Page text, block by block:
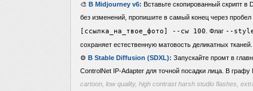
🎨 В Midjourney v6: Вставьте скопированный скрипт
без изменений, пропишите в самый конец через
[ссылка_на_твое_фото] --cw 100 . Флаг --
сохраняет естественную матовость деликатных тканей.
⚙️ В Stable Diffusion (SDXL): Запускайте промт в
ControlNet IP-Adapter для точной посадки лица. В графу
cartoon, low quality, high contrast harsh studio flashes,